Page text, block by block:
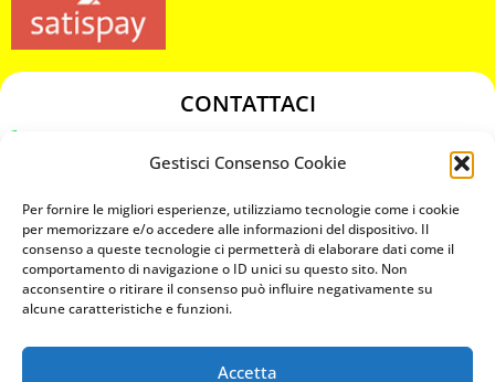
Gestisci Consenso Cookie
Per fornire le migliori esperienze, utilizziamo tecnologie come i cookie
per memorizzare e/o accedere alle informazioni del dispositivo. Il
consenso a queste tecnologie ci permetterà di elaborare dati come il
comportamento di navigazione o ID unici su questo sito. Non
acconsentire o ritirare il consenso può influire negativamente su
alcune caratteristiche e funzioni.
Accetta
CONTATTACI
chiavicodificate@gmail.com
Privacy Policy
Cookie Policy